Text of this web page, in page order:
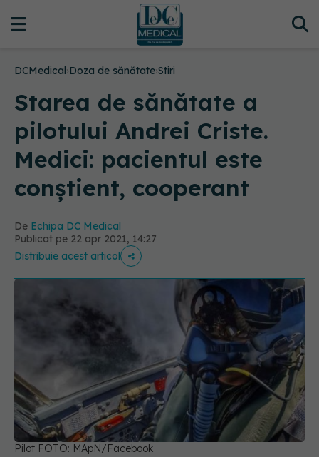
DCMedical›Doza de sănătate›Stiri
Starea de sănătate a
pilotului Andrei Criste.
Medici: pacientul este
conștient, cooperant
De Echipa DC Medical
Publicat pe 22 apr 2021, 14:27
Distribuie acest articol
Pilot FOTO: MApN/Facebook